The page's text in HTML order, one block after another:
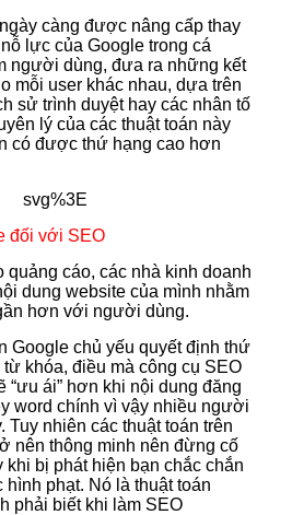
càng được nâng cấp thay
lực của Google trong cá
người dùng, đưa ra những kết
mỗi user khác nhau, dựa trên
sử trình duyệt hay các nhân tố
lý của các thuật toán này
có được thứ hạng cao hơn
đối với SEO
quảng cáo, các nhà kinh doanh
dung website của mình nhằm
hơn với người dùng.
Google chủ yếu quyết định thứ
khóa, điều mà công cụ SEO
“ưu ái” hơn khi nội dung đăng
word chính vì vậy nhiều người
Tuy nhiên các thuật toán trên
nên thông minh nên đừng cố
bị phát hiện bạn chắc chắn
hình phạt. Nó là thuật toán
phải biết khi làm SEO